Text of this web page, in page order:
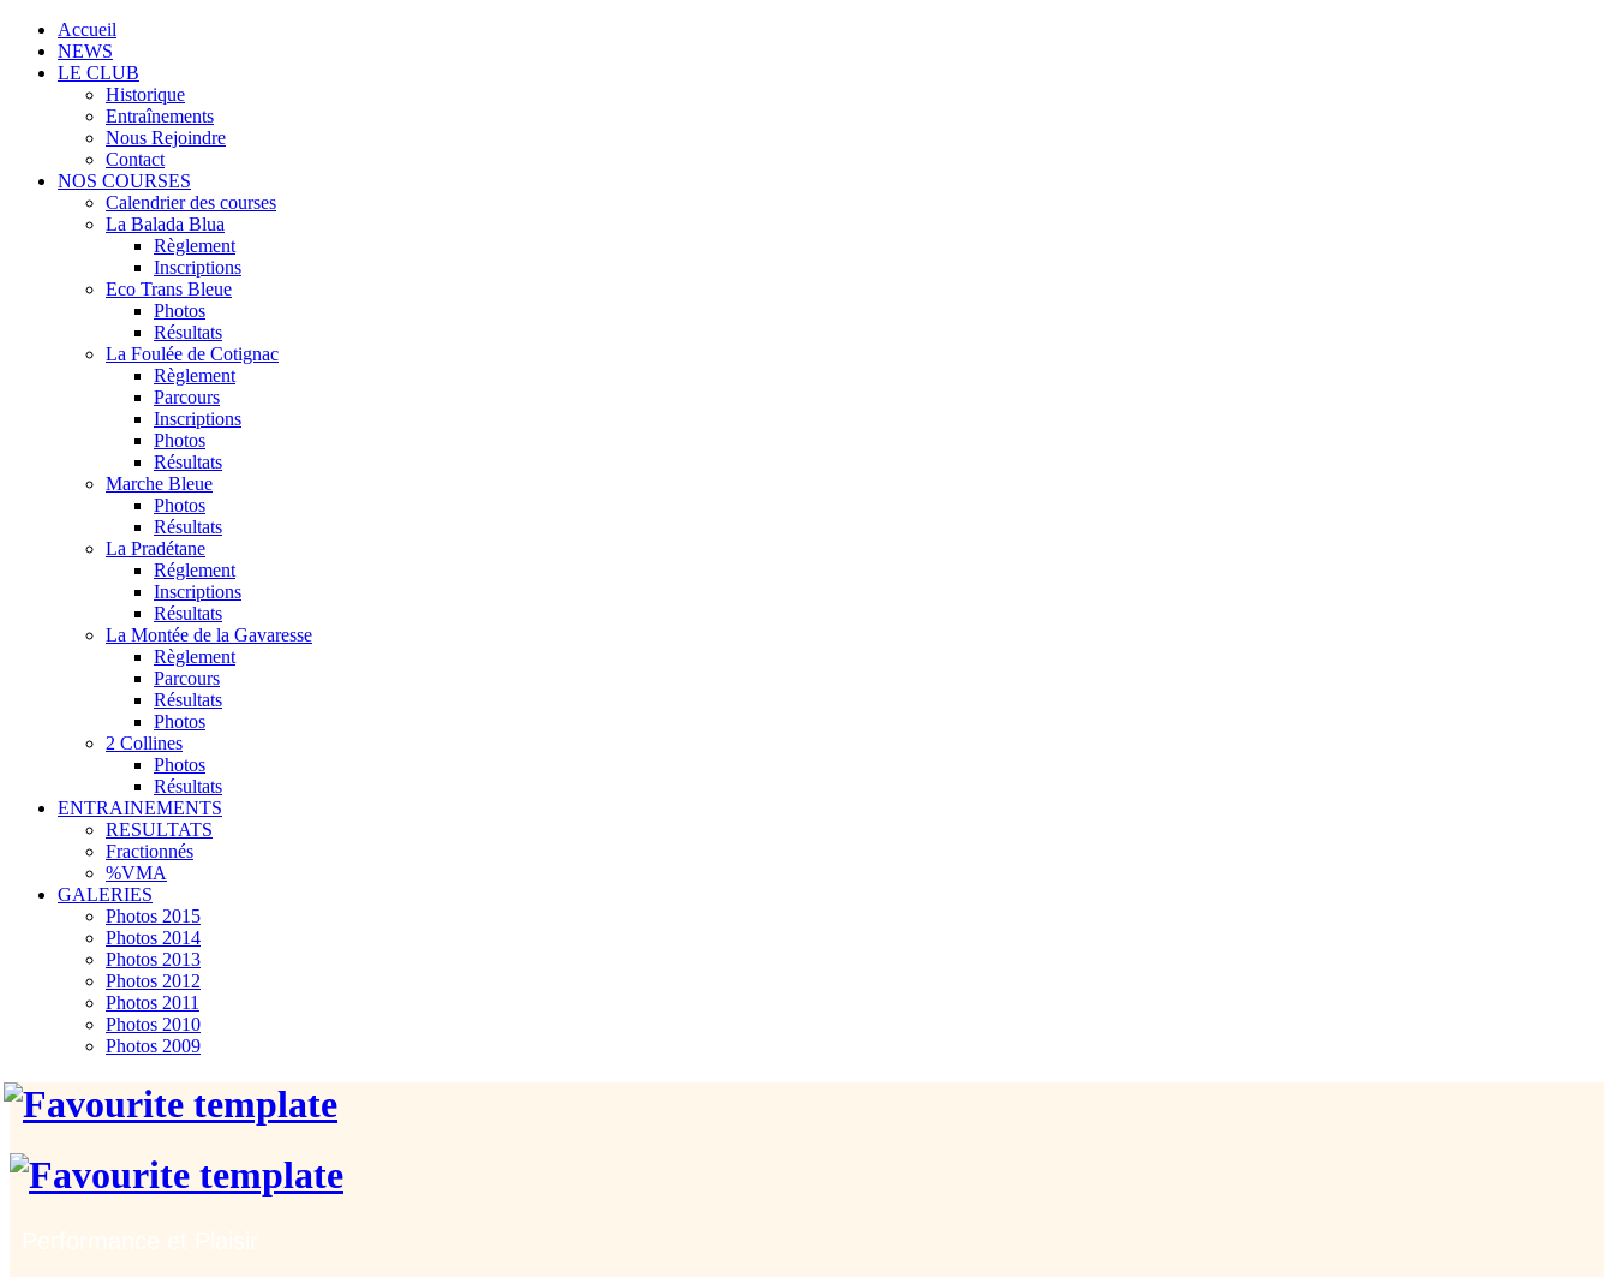
Accueil
NEWS
LE CLUB
Historique
Entraînements
Nous Rejoindre
Contact
NOS COURSES
Calendrier des courses
La Balada Blua
Règlement
Inscriptions
Eco Trans Bleue
Photos
Résultats
La Foulée de Cotignac
Règlement
Parcours
Inscriptions
Photos
Résultats
Marche Bleue
Photos
Résultats
La Pradétane
Réglement
Inscriptions
Résultats
La Montée de la Gavaresse
Règlement
Parcours
Résultats
Photos
2 Collines
Photos
Résultats
ENTRAINEMENTS
RESULTATS
Fractionnés
%VMA
GALERIES
Photos 2015
Photos 2014
Photos 2013
Photos 2012
Photos 2011
Photos 2010
Photos 2009